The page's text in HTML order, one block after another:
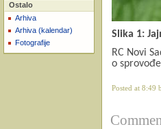
Ostalo
Arhiva
Arhiva (kalendar)
Fotografije
Slika 1:
RC Novi
o
Posted at 8:49